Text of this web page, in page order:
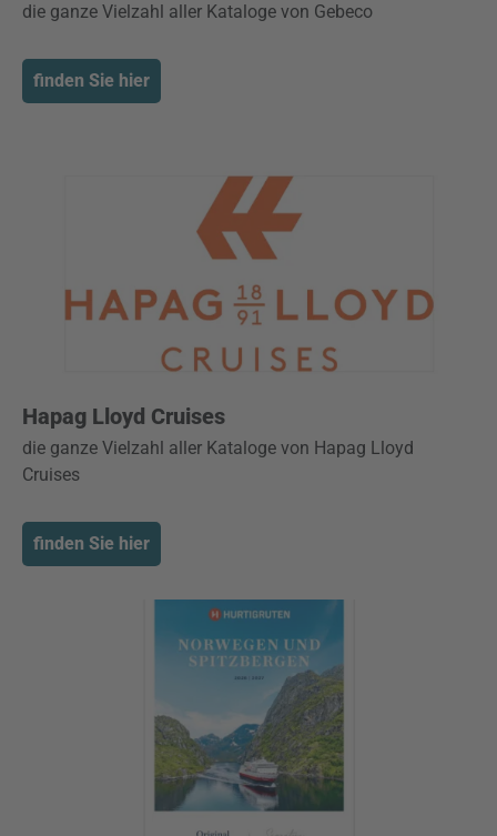
die ganze Vielzahl aller Kataloge von Gebeco
finden Sie hier
Hapag Lloyd Cruises
die ganze Vielzahl aller Kataloge von Hapag Lloyd
Cruises
finden Sie hier